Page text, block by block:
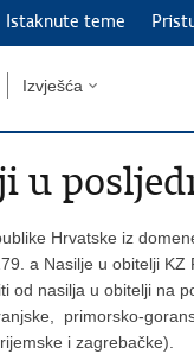
Istaknute teme
Izvješća
u
Hrvatske iz
a Nasilje u obitelji
od nasilja u obitelji na
primorsko-
i zagrebačke).